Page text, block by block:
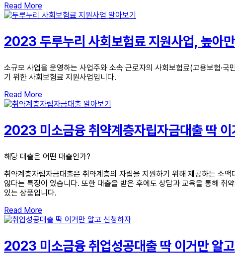
Read More
2023 두루누리 사회보험료 지원사업, 높아
소규모 사업을 운영하는 사업주와 소속 근로자의 사회보험료(고용보험·
기 위한 사회보험료 지원사업입니다.
Read More
2023 미소금융 취약계층자립자금대출 딱 이
해당 대출은 어떤 대출인가?
취약계층자립자금대출은 취약계층의 자립을 지원하기 위해 제공하는 소
않다는 특징이 있습니다. 또한 대출을 받은 후에도 상담과 교육을 통해 취
있는 상품입니다.
Read More
2023 미소금융 취업성공대출 딱 이거만 알